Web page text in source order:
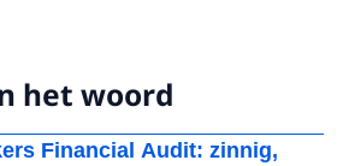
het woord
Financial Audit: zinnig,